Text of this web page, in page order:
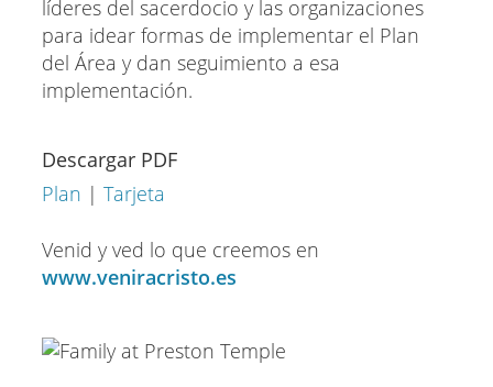
líderes del sacerdocio y las organizaciones
para idear formas de implementar el Plan
del Área y dan seguimiento a esa
implementación.
Descargar PDF
Plan | Tarjeta
Venid y ved lo que creemos en
www.veniracristo.es